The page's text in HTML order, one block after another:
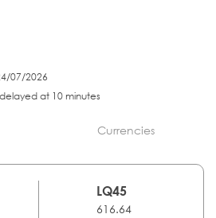
07/2026
at 10 minutes
Currencies
LQ45
616.64